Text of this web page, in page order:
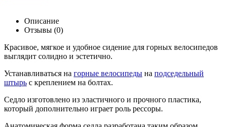
Описание
Отзывы (0)
Красивое, мягкое и удобное сидение для горных велосипедов
выглядит солидно и эстетично.
Устанавливаться на горные велосипеды на подседельный
штырь с креплением на болтах.
Седло изготовлено из эластичного и прочного пластика,
который дополнительно играет роль рессоры.